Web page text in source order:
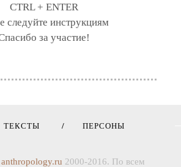
CTRL + ENTER
следуйте инструкциям
за участие!
ТЕКСТЫ
ПЕРСОНЫ
anthropology.ru 2000-2016. По всем